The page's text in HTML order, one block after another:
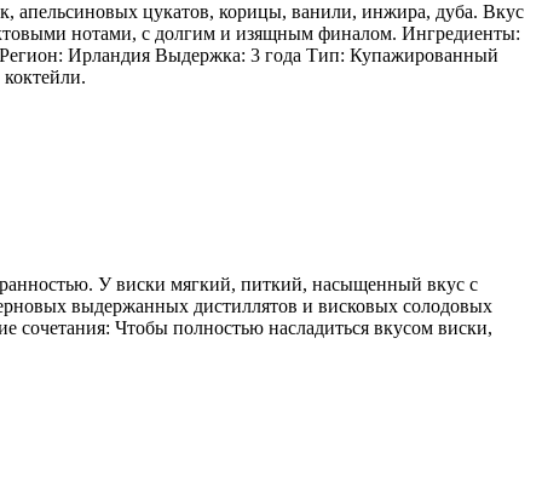
цукатов, корицы, ванили, инжира, дуба. Вкус
нотами, с долгим и изящным финалом. Ингредиенты:
Ирландия Выдержка: 3 года Тип: Купажированный
У виски мягкий, питкий, насыщенный вкус с
выдержанных дистиллятов и висковых солодовых
сочетания: Чтобы полностью насладиться вкусом виски,